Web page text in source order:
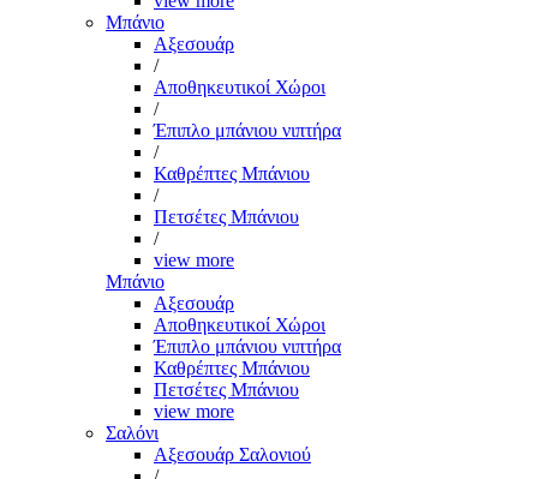
Μπάνιο
Αξεσουάρ
/
Αποθηκευτικοί Χώροι
/
Έπιπλο μπάνιου νιπτήρα
/
Καθρέπτες Μπάνιου
/
Πετσέτες Μπάνιου
/
view more
Μπάνιο
Αξεσουάρ
Αποθηκευτικοί Χώροι
Έπιπλο μπάνιου νιπτήρα
Καθρέπτες Μπάνιου
Πετσέτες Μπάνιου
view more
Σαλόνι
Αξεσουάρ Σαλονιού